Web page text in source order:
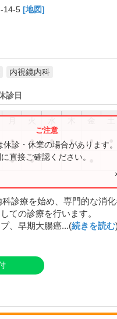
14-5 [地図]
内視鏡内科
診日
● ● ● ● ●
● ●
休診・休業の場合があります
直接ご確認ください。
科診療を始め、専門的な消
ての診療を行います。
、早期大腸癌...(続きを読む)